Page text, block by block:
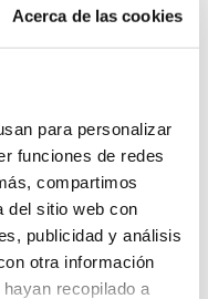
Acerca de las cookies
para personalizar
funciones de redes
compartimos
del sitio web con
publicidad y análisis
otra información
recopilado a
1